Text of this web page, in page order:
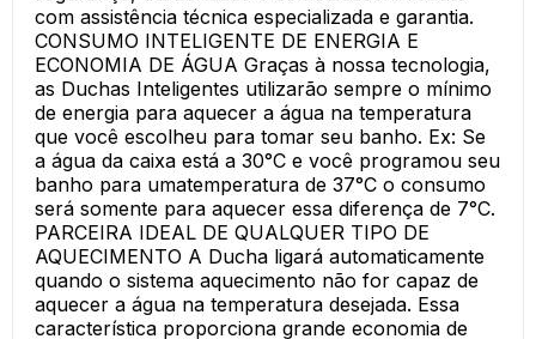
com assistência técnica especializada e garantia.
CONSUMO INTELIGENTE DE ENERGIA E
ECONOMIA DE ÁGUA Graças à nossa tecnologia,
as Duchas Inteligentes utilizarão sempre o mínimo
de energia para aquecer a água na temperatura
que você escolheu para tomar seu banho. Ex: Se
a água da caixa está a 30°C e você programou seu
banho para umatemperatura de 37°C o consumo
será somente para aquecer essa diferença de 7°C.
PARCEIRA IDEAL DE QUALQUER TIPO DE
AQUECIMENTO A Ducha ligará automaticamente
quando o sistema aquecimento não for capaz de
aquecer a água na temperatura desejada. Essa
característica proporciona grande economia de